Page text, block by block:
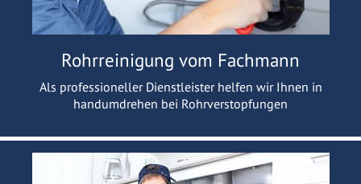
Rohrreinigung vom Fachmann
Als professioneller Dienstleister helfen wir Ihnen in
handumdrehen bei Rohrverstopfungen